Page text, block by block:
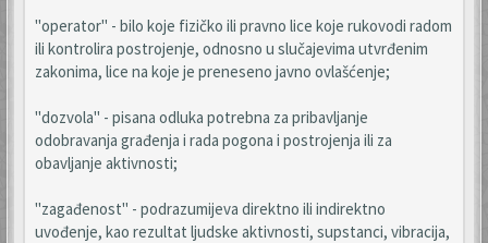
"operator" - bilo koje fizičko ili pravno lice koje rukovodi radom
ili kontrolira postrojenje, odnosno u slučajevima utvrđenim
zakonima, lice na koje je preneseno javno ovlašćenje;
"dozvola" - pisana odluka potrebna za pribavljanje
odobravanja građenja i rada pogona i postrojenja ili za
obavljanje aktivnosti;
"zagađenost" - podrazumijeva direktno ili indirektno
uvođenje, kao rezultat ljudske aktivnosti, supstanci, vibracija,